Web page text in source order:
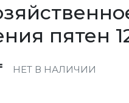
пятен
НЕТ В НАЛИЧИИ